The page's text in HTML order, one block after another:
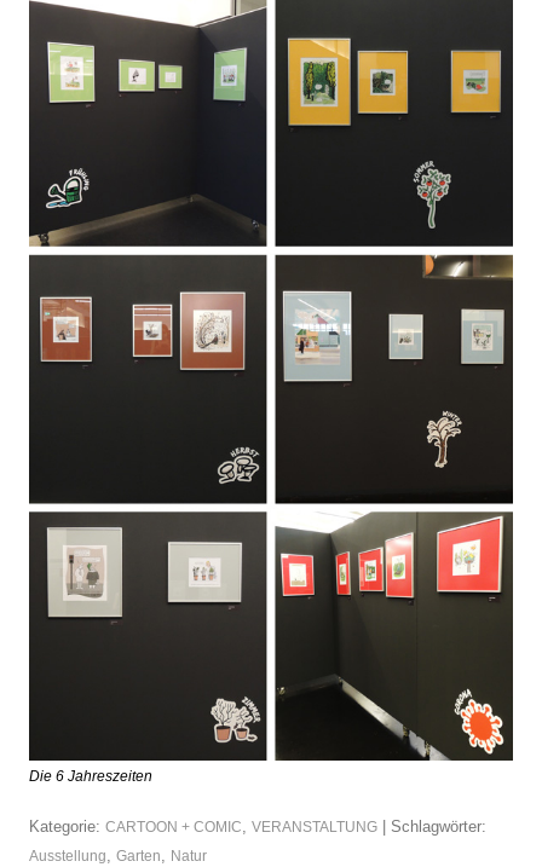
Die 6 Jahreszeiten
Kategorie: CARTOON + COMIC VERANSTALTUNG | Schlagwörter:
Ausstellung Garten Natur